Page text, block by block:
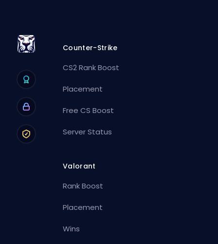
Counter-Strike
CS2 Rank Boost
Placement
Free CS Boost
Server Status
Valorant
Rank Boost
Placement
Wins